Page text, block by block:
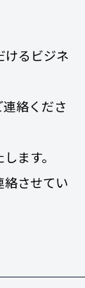
けるビジネ
絡くださ
ます。
させてい